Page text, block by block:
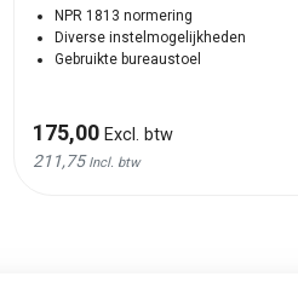
NPR 1813 normering
Diverse instelmogelijkheden
Gebruikte bureaustoel
175,00 Excl. btw
211,75Incl. btw